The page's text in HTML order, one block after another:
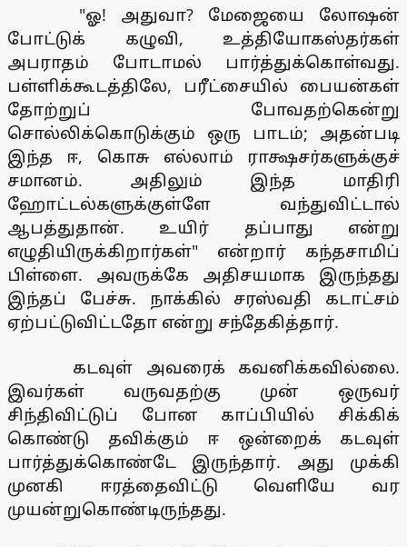
"ஓ! அதுவா? மேஜையை லோஷன்
போட்டுக் கழுவி, உத்தியோகஸ்தர்கள்
அபராதம் போடாமல் பார்த்துக்கொள்வது.
பள்ளிக்கூடத்திலே, பரீட்சையில் பையன்கள்
தோற்றுப் போவதற்கென்று
சொல்லிக்கொடுக்கும் ஒரு பாடம்; அதன்படி
இந்த ஈ, கொசு எல்லாம் ராக்ஷசர்களுக்குச்
சமானம். அதிலும் இந்த மாதிரி
ஹோட்டல்களுக்குள்ளே வந்துவிட்டால்
ஆபத்துதான். உயிர் தப்பாது என்று
எழுதியிருக்கிறார்கள்" என்றார் கந்தசாமிப்
பிள்ளை. அவருக்கே அதிசயமாக இருந்தது
இந்தப் பேச்சு. நாக்கில் சரஸ்வதி கடாட்சம்
ஏற்பட்டுவிட்டதோ என்று சந்தேகித்தார்.
கடவுள் அவரைக் கவனிக்கவில்லை.
இவர்கள் வருவதற்கு முன் ஒருவர்
சிந்திவிட்டுப் போன காப்பியில் சிக்கிக்
கொண்டு தவிக்கும் ஈ ஒன்றைக் கடவுள்
பார்த்துக்கொண்டே இருந்தார். அது முக்கி
முனகி ஈரத்தைவிட்டு வெளியே வர
முயன்றுகொண்டிருந்தது.